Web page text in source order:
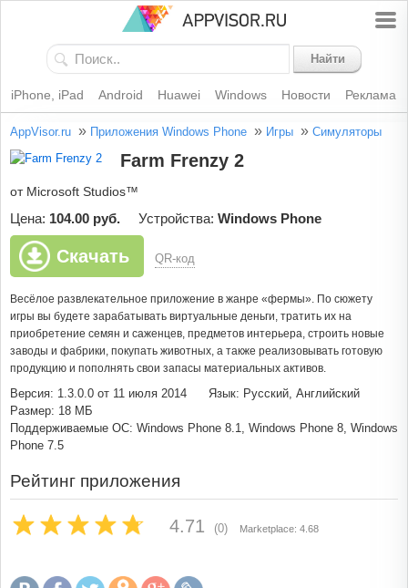
Найти
iPhone, iPad Android Huawei Windows Новости Реклама
AppVisor.ru » Приложения Windows Phone » Игры » Симуляторы
Farm Frenzy 2
от Microsoft Studios™
Цена: 104.00 руб. Устройства: Windows Phone
Скачать QR-код
Весёлое развлекательное приложение в жанре «фермы». По сюжету
игры вы будете зарабатывать виртуальные деньги, тратить их на
приобретение семян и саженцев, предметов интерьера, строить новые
заводы и фабрики, покупать животных, а также реализовывать готовую
продукцию и пополнять свои запасы материальных активов.
Версия: 1.3.0.0 от 11 июля 2014
Язык: Русский, Английский
Размер: 18 МБ
Поддерживаемые ОС: Windows Phone 8.1, Windows Phone 8, Windows
Phone 7.5
Рейтинг приложения
4.71 (0) Marketplace: 4.68